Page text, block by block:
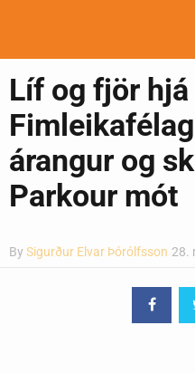
Greinasafn
Ljósmyndasafn
Líf og fjör hjá
árangur og
Parkour mót
By Sigurður Elvar Þórólfsson 28.